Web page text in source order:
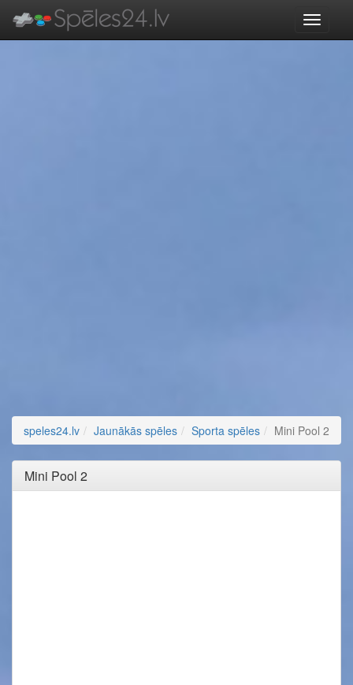
speles24.lv Jaunākās spēles Sporta spēles Mini Pool 2
Mini Pool 2